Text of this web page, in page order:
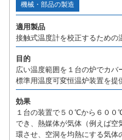
機械・部品の製造
適用製品
接触式温度計を校正するための
目的
広い温度範囲を１台の炉でカ
標準用温度可変恒温炉装置を提
効果
１台の装置で５０℃から６００
でき、熱媒体が気体（例えば空
環させ、空洞を均熱にする気体